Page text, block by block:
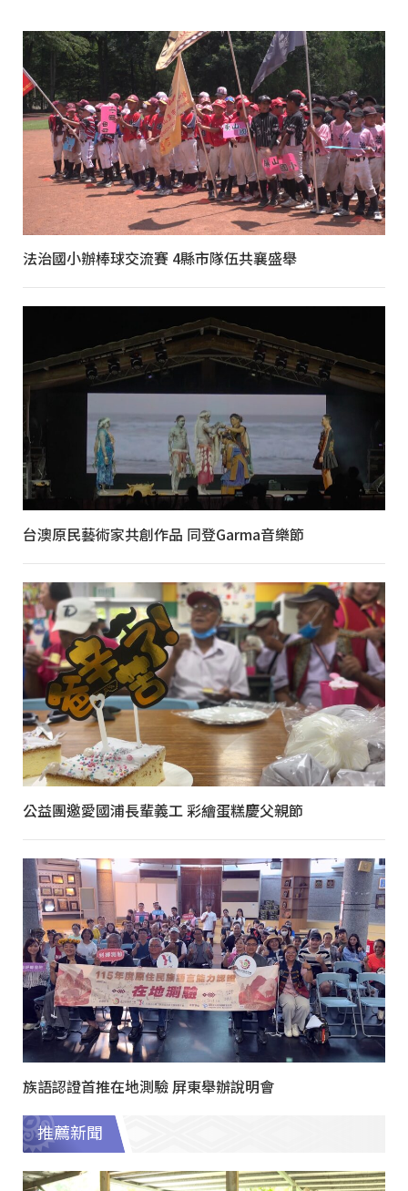
法治國小辦棒球交流賽 4縣市隊伍共襄盛舉
台澳原民藝術家共創作品 同登Garma音樂節
公益團邀愛國浦長輩義工 彩繪蛋糕慶父親節
族語認證首推在地測驗 屏東舉辦說明會
推薦新聞